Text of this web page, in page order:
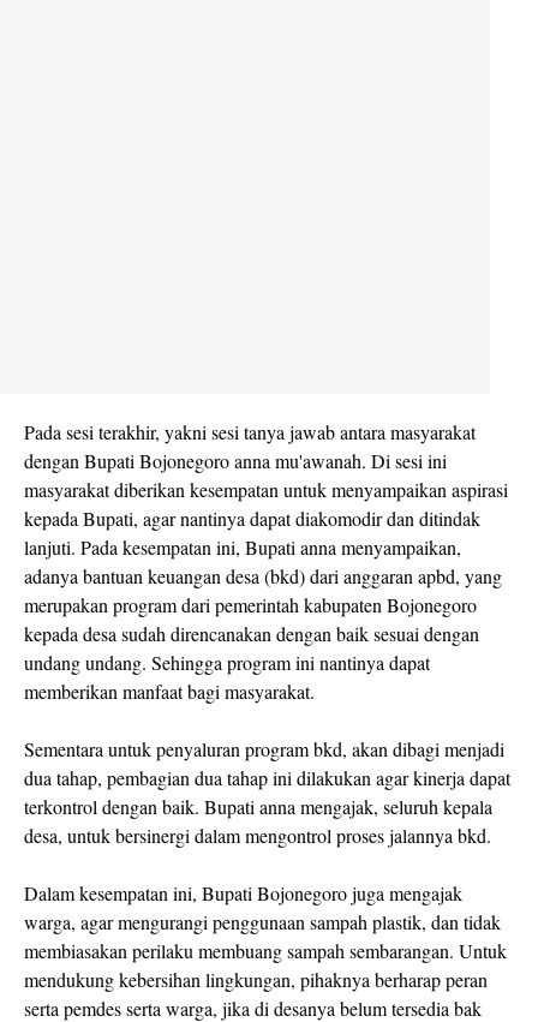
Pada sesi terakhir, yakni sesi tanya jawab antara masyarakat
dengan Bupati Bojonegoro anna mu'awanah. Di sesi ini
masyarakat diberikan kesempatan untuk menyampaikan aspirasi
kepada Bupati, agar nantinya dapat diakomodir dan ditindak
lanjuti. Pada kesempatan ini, Bupati anna menyampaikan,
adanya bantuan keuangan desa (bkd) dari anggaran apbd, yang
merupakan program dari pemerintah kabupaten Bojonegoro
kepada desa sudah direncanakan dengan baik sesuai dengan
undang undang. Sehingga program ini nantinya dapat
memberikan manfaat bagi masyarakat.
Sementara untuk penyaluran program bkd, akan dibagi menjadi
dua tahap, pembagian dua tahap ini dilakukan agar kinerja dapat
terkontrol dengan baik. Bupati anna mengajak, seluruh kepala
desa, untuk bersinergi dalam mengontrol proses jalannya bkd.
Dalam kesempatan ini, Bupati Bojonegoro juga mengajak
warga, agar mengurangi penggunaan sampah plastik, dan tidak
membiasakan perilaku membuang sampah sembarangan. Untuk
mendukung kebersihan lingkungan, pihaknya berharap peran
serta pemdes serta warga, jika di desanya belum tersedia bak